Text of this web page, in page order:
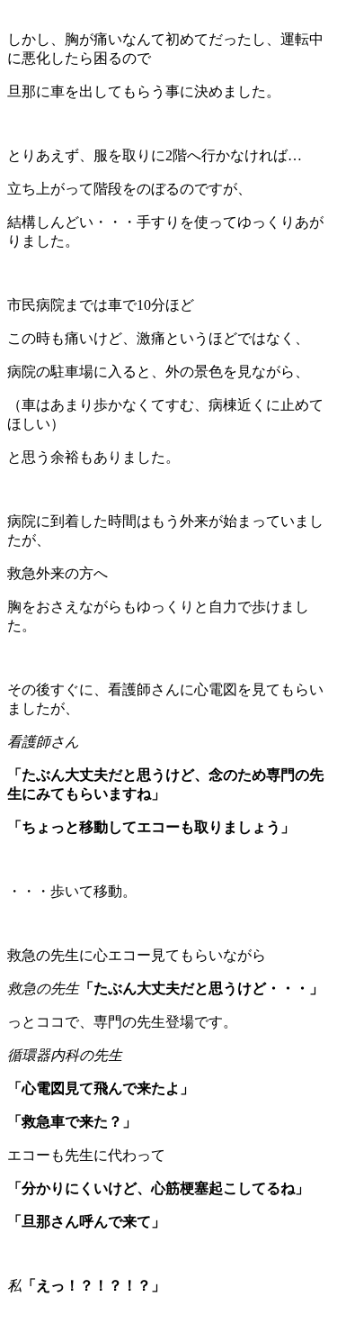
しかし、胸が痛いなんて初めてだったし、運転中
に悪化したら困るので
旦那に車を出してもらう事に決めました。
とりあえず、服を取りに2階へ行かなければ…
立ち上がって階段をのぼるのですが、
結構しんどい・・・手すりを使ってゆっくりあが
りました。
市民病院までは車で10分ほど
この時も痛いけど、激痛というほどではなく、
病院の駐車場に入ると、外の景色を見ながら、
（車はあまり歩かなくてすむ、病棟近くに止めて
ほしい）
と思う余裕もありました。
病院に到着した時間はもう外来が始まっていまし
たが、
救急外来の方へ
胸をおさえながらもゆっくりと自力で歩けまし
た。
その後すぐに、看護師さんに心電図を見てもらい
ましたが、
看護師さん
「たぶん大丈夫だと思うけど、念のため専門の先
生にみてもらいますね」
「ちょっと移動してエコーも取りましょう」
・・・歩いて移動。
救急の先生に心エコー見てもらいながら
救急の先生「たぶん大丈夫だと思うけど・・・」
っとココで、専門の先生登場です。
循環器内科の先生
「心電図見て飛んで来たよ」
「救急車で来た？」
エコーも先生に代わって
「分かりにくいけど、心筋梗塞起こしてるね」
「旦那さん呼んで来て」
私 「えっ！？！？！？」